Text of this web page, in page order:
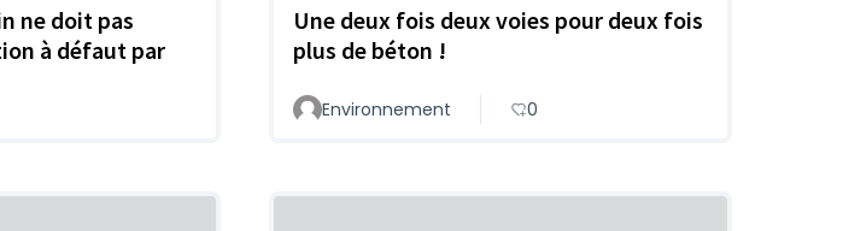
ne doit pas
à défaut par
Une deux fois deux voies pour deux fois
plus de béton !
Environnement 0